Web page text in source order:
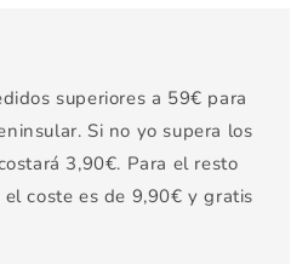
superiores a 59€ para
Si no yo supera los
3,90€. Para el resto
coste es de 9,90€ y gratis